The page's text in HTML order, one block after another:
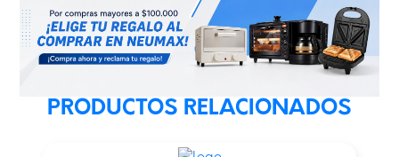
PRODUCTOS RELACIONADOS